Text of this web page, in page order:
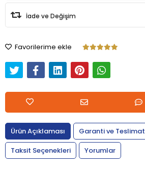
İade ve Değişim
Favorilerime ekle
Ürün Açıklaması
Garanti ve Teslimat
Taksit Seçenekleri
Yorumlar